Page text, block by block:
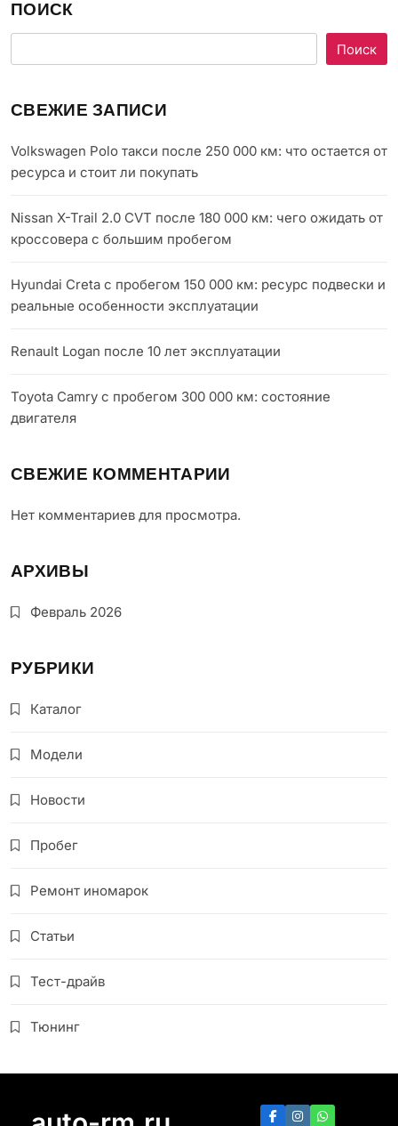
ПОИСК
Поиск
СВЕЖИЕ ЗАПИСИ
Volkswagen Polo такси после 250 000 км: что остается от
ресурса и стоит ли покупать
Nissan X-Trail 2.0 CVT после 180 000 км: чего ожидать от
кроссовера с большим пробегом
Hyundai Creta с пробегом 150 000 км: ресурс подвески и
реальные особенности эксплуатации
Renault Logan после 10 лет эксплуатации
Toyota Camry с пробегом 300 000 км: состояние
двигателя
СВЕЖИЕ КОММЕНТАРИИ
Нет комментариев для просмотра.
АРХИВЫ
Февраль 2026
РУБРИКИ
Каталог
Модели
Новости
Пробег
Ремонт иномарок
Статьи
Тест-драйв
Тюнинг